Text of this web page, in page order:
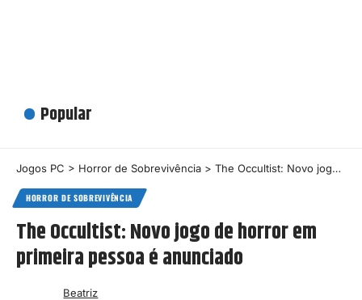
Popular
Jogos PC > Horror de Sobrevivência > The Occultist: Novo jogo de horror em primeira pessoa é anunciado
HORROR DE SOBREVIVÊNCIA
The Occultist: Novo jogo de horror em
primeira pessoa é anunciado
Beatriz